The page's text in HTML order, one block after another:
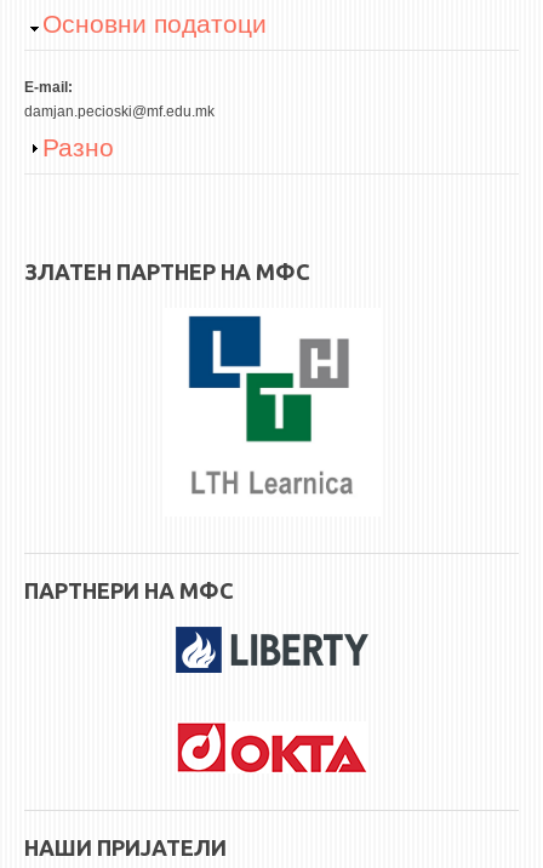
АКТИ
АНКЕТИ И САМОЕВАЛУАЦИИ
ЗАВРШНИ СМЕТКИ
ИЗВЕСТУВАЊА
I ЦИКЛУС - ДОДИПЛОМСКИ
Hide
Основни податоци
E-mail:
damjan.pecioski@mf.edu.mk
Show
Разно
ЗЛАТЕН ПАРТНЕР НА МФС
ПАРТНЕРИ НА МФС
НАШИ ПРИЈАТЕЛИ